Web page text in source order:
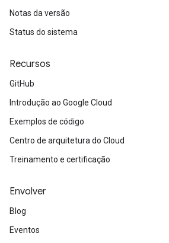
Notas da versão
Status do sistema
Recursos
GitHub
Introdução ao Google Cloud
Exemplos de código
Centro de arquitetura do Cloud
Treinamento e certificação
Envolver
Blog
Eventos